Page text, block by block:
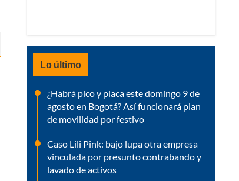
Lo último
¿Habrá pico y placa este domingo 9 de
agosto en Bogotá? Así funcionará plan
de movilidad por festivo
Caso Lili Pink: bajo lupa otra empresa
vinculada por presunto contrabando y
lavado de activos